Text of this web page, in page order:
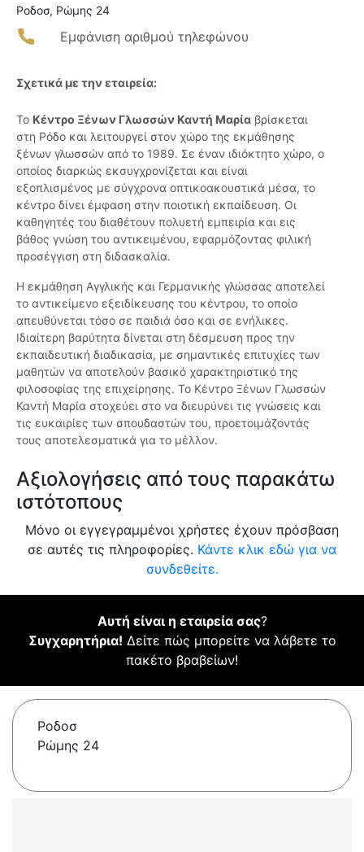
Ροδοσ, Ρώμης 24
Εμφάνιση αριθμού τηλεφώνου
Σχετικά με την εταιρεία:
Το Κέντρο Ξένων Γλωσσών Καντή Μαρία βρίσκεται
στη Ρόδο και λειτουργεί στον χώρο της εκμάθησης
ξένων γλωσσών από το 1989. Σε έναν ιδιόκτητο χώρο, ο
οποίος διαρκώς εκσυγχρονίζεται και είναι
εξοπλισμένος με σύγχρονα οπτικοακουστικά μέσα, το
κέντρο δίνει έμφαση στην ποιοτική εκπαίδευση. Οι
καθηγητές του διαθέτουν πολυετή εμπειρία και εις
βάθος γνώση του αντικειμένου, εφαρμόζοντας φιλική
προσέγγιση στη διδασκαλία.
Η εκμάθηση Αγγλικής και Γερμανικής γλώσσας αποτελεί
το αντικείμενο εξειδίκευσης του κέντρου, το οποίο
απευθύνεται τόσο σε παιδιά όσο και σε ενήλικες.
Ιδιαίτερη βαρύτητα δίνεται στη δέσμευση προς την
εκπαιδευτική διαδικασία, με σημαντικές επιτυχίες των
μαθητών να αποτελούν βασικό χαρακτηριστικό της
φιλοσοφίας της επιχείρησης. Το Κέντρο Ξένων Γλωσσών
Καντή Μαρία στοχεύει στο να διευρύνει τις γνώσεις και
τις ευκαιρίες των σπουδαστών του, προετοιμάζοντάς
τους αποτελεσματικά για το μέλλον.
Αξιολογήσεις από τους παρακάτω
ιστότοπους
Μόνο οι εγγεγραμμένοι χρήστες έχουν πρόσβαση
σε αυτές τις πληροφορίες. Κάντε κλικ εδώ για να
συνδεθείτε.
Αυτή είναι η εταιρεία σας?
Συγχαρητήρια! Δείτε πώς μπορείτε να λάβετε το
πακέτο βραβείων!
Ροδοσ
Ρώμης 24